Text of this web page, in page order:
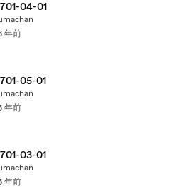
04-01
年前
05-01
年前
03-01
年前